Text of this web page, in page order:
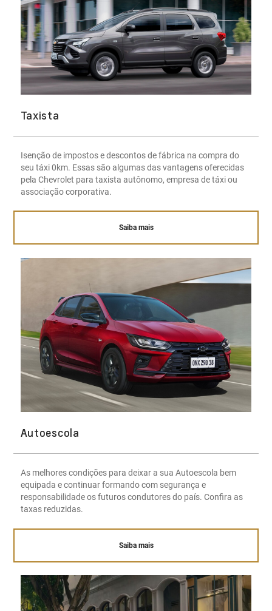
Taxista
Isenção de impostos e descontos de fábrica na compra do
seu táxi 0km. Essas são algumas das vantagens oferecidas
pela Chevrolet para taxista autônomo, empresa de táxi ou
associação corporativa.
Saiba mais
Autoescola
As melhores condições para deixar a sua Autoescola bem
equipada e continuar formando com segurança e
responsabilidade os futuros condutores do país. Confira as
taxas reduzidas.
Saiba mais